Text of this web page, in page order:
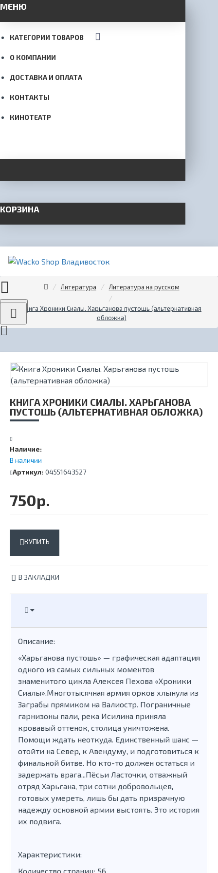
МЕНЮ
КАТЕГОРИИ ТОВАРОВ
О КОМПАНИИ
ДОСТАВКА И ОПЛАТА
КОНТАКТЫ
КИНОТЕАТР
КОРЗИНА
Menu
Литература Литература на русском
Книга Хроники Сиалы. Харьганова пустошь (альтернативная
обложка)
КНИГА ХРОНИКИ СИАЛЫ. ХАРЬГАНОВА
ПУСТОШЬ (АЛЬТЕРНАТИВНАЯ ОБЛОЖКА)
Наличие:
В наличии
Артикул: 04551643527
750р.
КУПИТЬ
В ЗАКЛАДКИ
Описание:
«Харьганова пустошь» — графическая адаптация
одного из самых сильных моментов
знаменитого цикла Алексея Пехова «Хроники
Сиалы».Многотысячная армия орков хлынула из
Заграбы прямиком на Валиостр. Пограничные
гарнизоны пали, река Исилина приняла
кровавый оттенок, столица уничтожена.
Помощи ждать неоткуда. Единственный шанс —
отойти на Север, к Авендуму, и подготовиться к
финальной битве. Но кто-то должен остаться и
задержать врага...Пёсьи Ласточки, отважный
отряд Харьгана, три сотни добровольцев,
готовых умереть, лишь бы дать призрачную
надежду основной армии выстоять. Это история
их подвига.
Характеристики:
Количество страниц: 56